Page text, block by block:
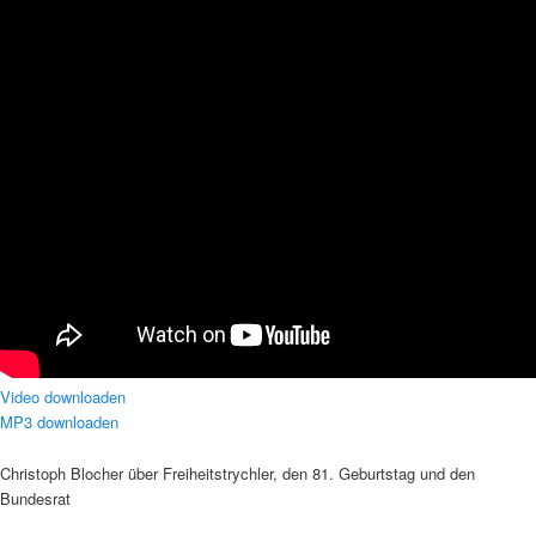
Video downloaden
MP3 downloaden
Christoph Blocher über Freiheitstrychler, den 81. Geburtstag und den
Bundesrat